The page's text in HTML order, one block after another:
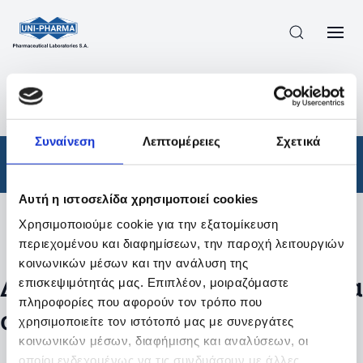
Συναίνεση Λεπτομέρειες Σχετικά
Αυτή η ιστοσελίδα χρησιμοποιεί cookies
Χρησιμοποιούμε cookie για την εξατομίκευση
περιεχομένου και διαφημίσεων, την παροχή λειτουργιών
κοινωνικών μέσων και την ανάλυση της
επισκεψιμότητάς μας. Επιπλέον, μοιραζόμαστε
πληροφορίες που αφορούν τον τρόπο που
χρησιμοποιείτε τον ιστότοπό μας με συνεργάτες
κοινωνικών μέσων, διαφήμισης και αναλύσεων, οι
οποίοι ενδεχομένως να τις συνδυάσουν με άλλες
ΠΡΟΪΟΝΤΑ ΣΥΝΤΑΓΟΓΡΑΦΟΎΜΕΝΑ
/
ΑΠΟΤΕΛΕΣΜΑΤΑ ΑΝΑΖΗΤΗΣΗΣ
Φάρμακα / Συνταγογραφούμενα
Φίλτρα
Δεν βρέθηκαν προϊόντα με τα
συγκεκριμένα φίλτρα